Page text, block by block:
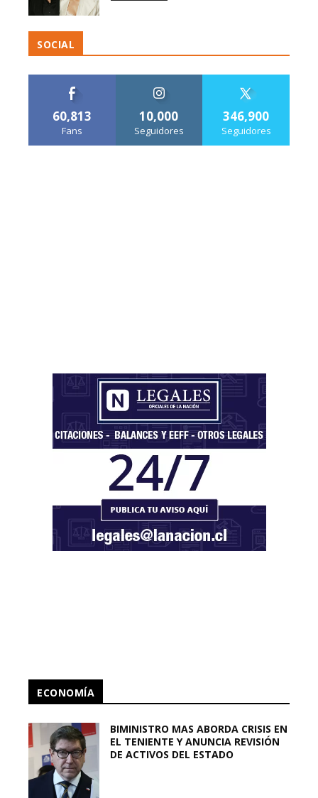
SOCIAL
60,813
Fans
10,000
Seguidores
346,900
Seguidores
ECONOMÍA
BIMINISTRO MAS ABORDA CRISIS EN
EL TENIENTE Y ANUNCIA REVISIÓN
DE ACTIVOS DEL ESTADO